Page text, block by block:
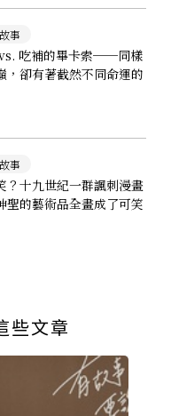
故事
吃補的畢卡索──同樣
，卻有著截然不同命運的
故事
？十九世紀一群諷刺漫畫
聖的藝術品全畫成了可笑
些文章